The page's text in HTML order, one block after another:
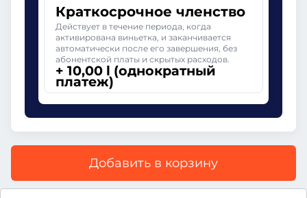
Краткосрочное членство
Действует в течение периода, когда
активирована виньетка, и заканчивается
автоматически после его завершения, без
абонентской платы и скрытых расходов.
+ 10,00 l (однократный
платеж)
Добавить в корзину